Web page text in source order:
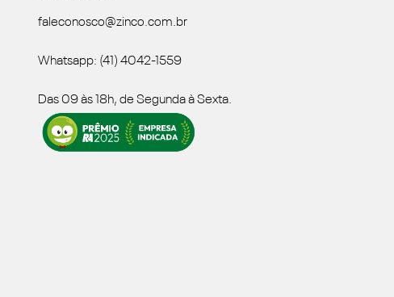
faleconosco@zinco.com.br
Whatsapp: (41) 4042-1559
Das 09 às 18h, de Segunda à Sexta.